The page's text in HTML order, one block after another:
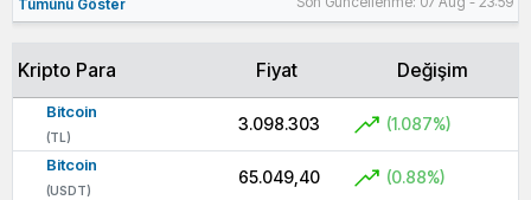
Tümünü Göster
Kripto Para Fiyat Değişim
Bitcoin
(TL)
3.098.303 (1.087%)
Bitcoin
(USDT)
65.049,40 (0.88%)